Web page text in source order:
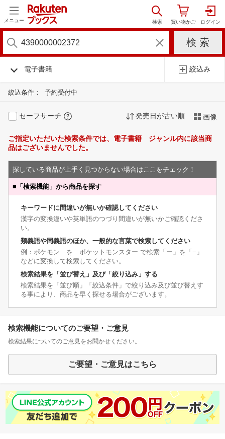
メニュー
電子書籍 絞込み
絞込条件： 予約受付中
セーフサーチ 発売日が古い順 画像
ご指定いただいた検索条件では、電子書籍 ジャンル内に該当商
品はございませんでした。
探している商品が上手く見つからない場合はここをチェック！
■ 「検索機能」から商品を探す
キーワードに間違いが無いか確認してください
漢字の変換違いや英単語のつづり間違いが無いかご確認くださ
い。
類義語や同義語のほか、一般的な言葉で検索してください
例：ポケモン を ポケットモンスター で検索「ー」を「−」
などに変換して検索してください。
検索結果を「並び替え」及び「絞り込み」する
検索結果を「並び順」「絞込条件」で絞り込み及び並び替えす
る事により、商品を早く探せる場合がございます。
検索機能についてのご要望・ご意見
検索結果についてのご意見をお聞かせください。
ご要望・ご意見はこちら